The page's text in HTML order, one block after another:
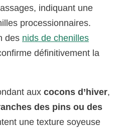
indiquant une
processionnaires.
des nids de chenilles
définitivement la
auxcocons d’hiver,
des pins ou des
une texture soyeuse